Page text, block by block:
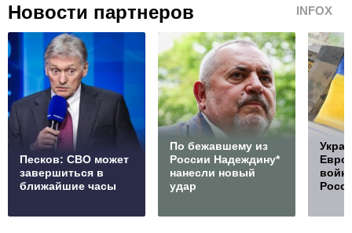
Новости партнеров INFOX
Песков: СВО может
завершиться в
ближайшие часы
По бежавшему из
России Надеждину*
нанесли новый
удар